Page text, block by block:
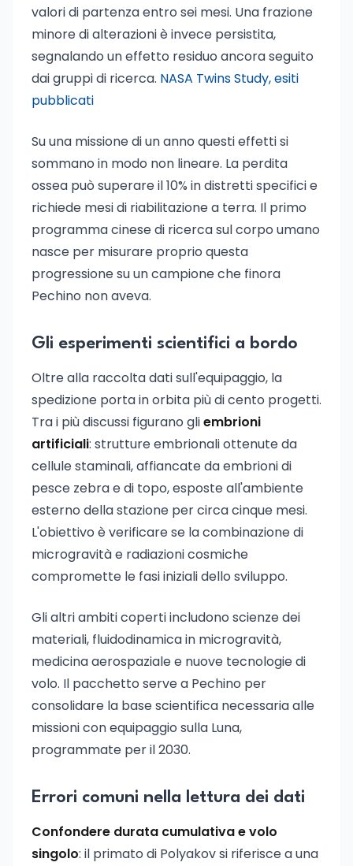
valori di partenza entro sei mesi. Una frazione
minore di alterazioni è invece persistita,
segnalando un effetto residuo ancora seguito
dai gruppi di ricerca. NASA Twins Study, esiti
pubblicati
Su una missione di un anno questi effetti si
sommano in modo non lineare. La perdita
ossea può superare il 10% in distretti specifici e
richiede mesi di riabilitazione a terra. Il primo
programma cinese di ricerca sul corpo umano
nasce per misurare proprio questa
progressione su un campione che finora
Pechino non aveva.
Gli esperimenti scientifici a bordo
Oltre alla raccolta dati sull'equipaggio, la
spedizione porta in orbita più di cento progetti.
Tra i più discussi figurano gliembrioni
artificiali: strutture embrionali ottenute da
cellule staminali, affiancate da embrioni di
pesce zebra e di topo, esposte all'ambiente
esterno della stazione per circa cinque mesi.
L'obiettivo è verificare se la combinazione di
microgravità e radiazioni cosmiche
compromette le fasi iniziali dello sviluppo.
Gli altri ambiti coperti includono scienze dei
materiali, fluidodinamica in microgravità,
medicina aerospaziale e nuove tecnologie di
volo. Il pacchetto serve a Pechino per
consolidare la base scientifica necessaria alle
missioni con equipaggio sulla Luna,
programmate per il 2030.
Errori comuni nella lettura dei dati
Confondere durata cumulativa e volo
singolo: il primato di Polyakov si riferisce a una